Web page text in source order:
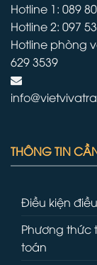
Hotline 1: 089
Hotline 2: 097
Hotline phòng
629 3539
THÔNG TIN
Điều kiện
Phương thức
toán